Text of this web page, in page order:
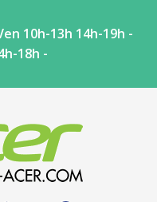
10h-13h 14h-19h -
18h -